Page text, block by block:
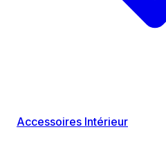
Accessoires Intérieur